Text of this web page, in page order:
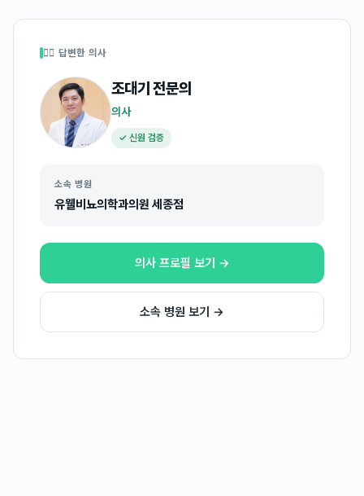
👩‍⚕️ 답변한 의사
조대기전문의
의사
✓ 신원 검증
소속 병원
유웰비뇨의학과의원 세종점
의사 프로필 보기 →
소속 병원 보기 →